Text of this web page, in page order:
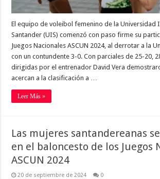
El equipo de voleibol femenino de la Universidad
Santander (UIS) comenzó con paso firme su
Juegos Nacionales ASCUN 2024, al derrotar a la
con un contundente 3-0. Con parciales de 25-20,
dirigidas por el entrenador David Vera
acercan a la clasificación a …
Leer Más »
Las mujeres santandereanas
en el baloncesto de los Juegos
ASCUN 2024
20 de septiembre de 2024 0